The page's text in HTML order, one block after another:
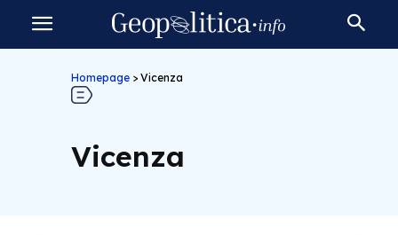
Homepage > Vicenza
Vicenza